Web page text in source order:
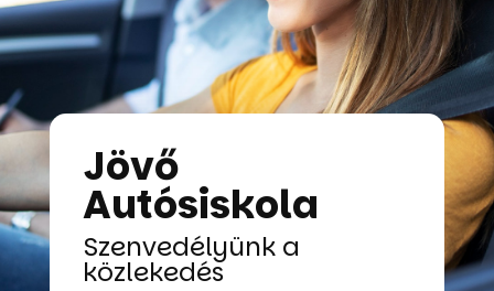
Jövő
Autósiskola
Szenvedélyünk a
közlekedés